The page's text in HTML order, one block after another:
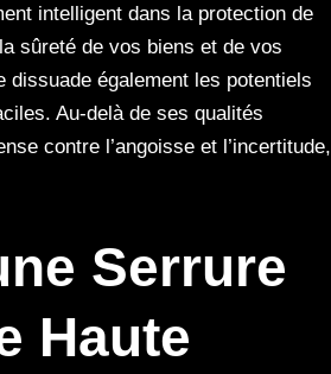
intelligent dans la protection de
sûreté de vos biens et de vos
dissuade également les potentiels
Au-delà de ses qualités
contre l’angoisse et l’incertitude,
Serrure
Haute